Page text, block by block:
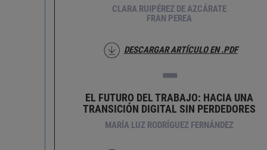
CLARA RUIPÉREZ DE AZCÁRATE
FRAN PEREA
DESCARGAR ARTÍCULO EN .PDF
EL FUTURO DEL TRABAJO: HACIA UNA
TRANSICIÓN DIGITAL SIN PERDEDORES
MARÍA LUZ RODRÍGUEZ FERNÁNDEZ